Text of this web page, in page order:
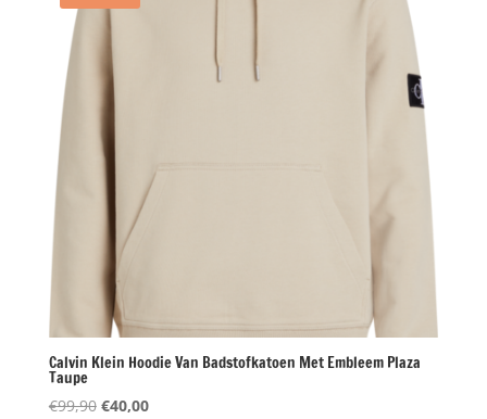
Calvin Klein Hoodie Van Badstofkatoen Met Embleem Plaza
Taupe
€99,90 Oorspronkelijke
€40,00Huidige